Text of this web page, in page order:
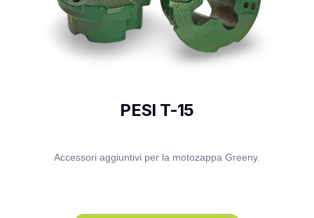
PESI T-15
Accessori aggiuntivi per la motozappa Greeny.